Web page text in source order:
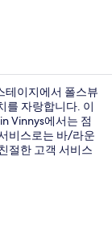
테이지에서 폴스뷰
를 자랑합니다. 이
Vinnys에서는 점
비스로는 바/라운
절한 고객 서비스